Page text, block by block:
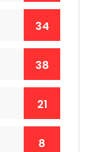
34
38
21
8